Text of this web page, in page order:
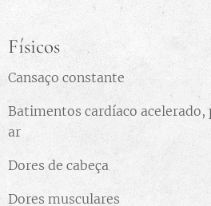
Físicos
Cansaço constante
Batimentos cardíaco acelerado,
ar
Dores de cabeça
Dores musculares